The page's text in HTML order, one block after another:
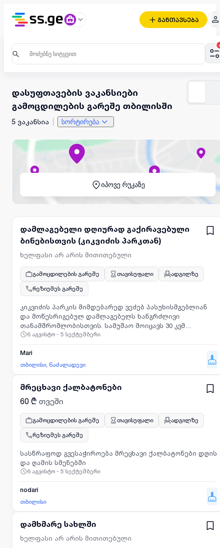
განთავსება
დასუფთავების ვაკანსიები
გამოცდილების გარეშე თბილისში
5 ვაკანსია სორტირება
იპოვე რუკაზე
დამლაგებელი დღიურად გაქირავებული
ბინებისთვის (კიკვიძის პარკთან)
ხელფასი არ არის მითითებული
გამოცდილების გარეშე თავისუფალი
ადგილზე
რეზიუმეს გარეშე
კიკვიძის პარკის მიმდებარედ ვეძებ პასუხისმგებლიან
და მოწესრიგებულ დამლაგებელს ხანგრძლივი
თანამშრომლობისთვის. სამუშაო მოიცავს 30 კვმ
დღიურად გაქირავებული ბინების დალაგებასა და
6 აგვისტო - 5 სექტემბერი
Mari
თბილისი, ნაძალადევი
მრეცხავი ქალბატონები
60 ₾ თვეში
გამოცდილების გარეშე თავისუფალი
ადგილზე
რეზიუმეს გარეშე
სასწრაფოდ გვესაჭიროება მრეცხავი ქალბატონები დღის
და ღამის სმენებში
6 აგვისტო - 5 სექტემბერი
nodari
თბილისი
დამხმარე სახლში
ხელფასი არ არის მითითებული